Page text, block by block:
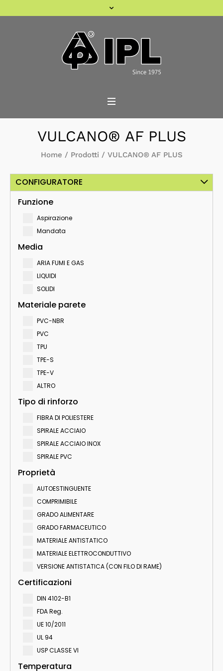
VULCANO® AF PLUS
Home / Prodotti / VULCANO® AF PLUS
CONFIGURATORE
Funzione
Aspirazione
Mandata
Media
ARIA FUMI E GAS
LIQUIDI
SOLIDI
Materiale parete
PVC-NBR
PVC
TPU
TPE-S
TPE-V
ALTRO
Tipo di rinforzo
FIBRA DI POLIESTERE
SPIRALE ACCIAIO
SPIRALE ACCIAIO INOX
SPIRALE PVC
Proprietà
AUTOESTINGUENTE
COMPRIMIBILE
GRADO ALIMENTARE
GRADO FARMACEUTICO
MATERIALE ANTISTATICO
MATERIALE ELETTROCONDUTTIVO
VERSIONE ANTISTATICA (CON FILO DI RAME)
Certificazioni
DIN 4102-B1
FDA Reg.
UE 10/2011
UL 94
USP CLASSE VI
Temperatura